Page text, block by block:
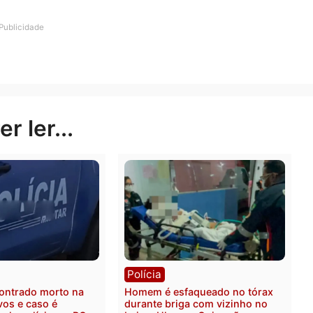
Em vez de pseudolinguística,
de uma geração que cria empresas, esquemas e
eles não sabem nada, mas falam como se